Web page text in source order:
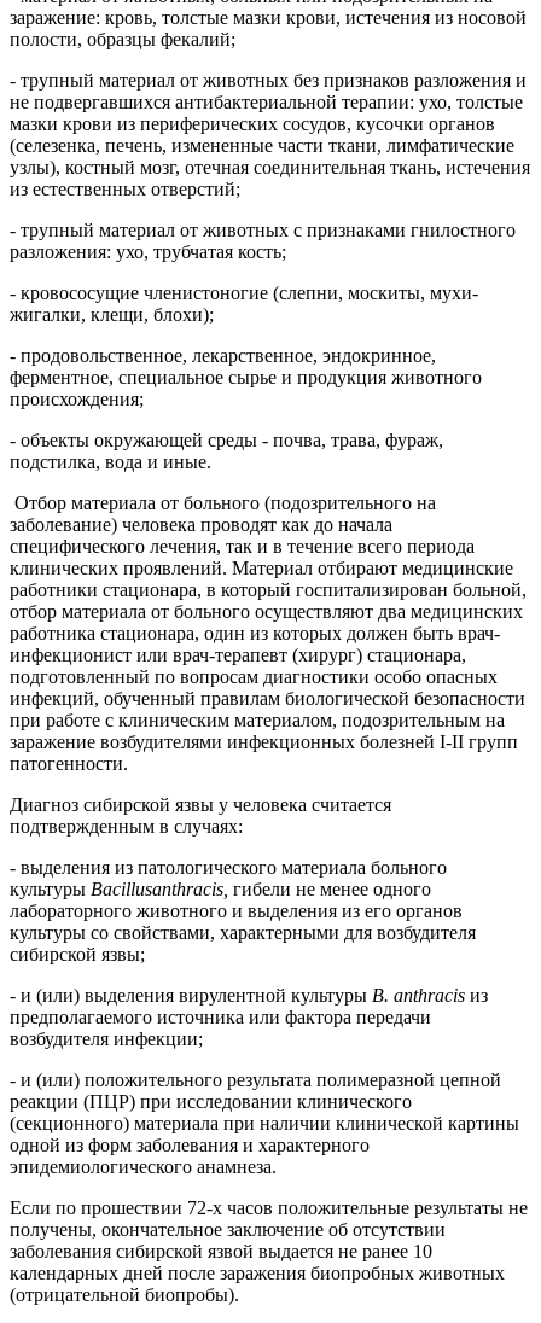
заражение: кровь, толстые мазки крови, истечения из носовой
полости, образцы фекалий;
- трупный материал от животных без признаков разложения и
не подвергавшихся антибактериальной терапии: ухо, толстые
мазки крови из периферических сосудов, кусочки органов
(селезенка, печень, измененные части ткани, лимфатические
узлы), костный мозг, отечная соединительная ткань, истечения
из естественных отверстий;
- трупный материал от животных с признаками гнилостного
разложения: ухо, трубчатая кость;
- кровососущие членистоногие (слепни, москиты, мухи-
жигалки, клещи, блохи);
- продовольственное, лекарственное, эндокринное,
ферментное, специальное сырье и продукция животного
происхождения;
- объекты окружающей среды - почва, трава, фураж,
подстилка, вода и иные.
Отбор материала от больного (подозрительного на
заболевание) человека проводят как до начала
специфического лечения, так и в течение всего периода
клинических проявлений. Материал отбирают медицинские
работники стационара, в который госпитализирован больной,
отбор материала от больного осуществляют два медицинских
работника стационара, один из которых должен быть врач-
инфекционист или врач-терапевт (хирург) стационара,
подготовленный по вопросам диагностики особо опасных
инфекций, обученный правилам биологической безопасности
при работе с клиническим материалом, подозрительным на
заражение возбудителями инфекционных болезней I-II групп
патогенности.
Диагноз сибирской язвы у человека считается
подтвержденным в случаях:
- выделения из патологического материала больного
культуры Bacillusanthracis, гибели не менее одного
лабораторного животного и выделения из его органов
культуры со свойствами, характерными для возбудителя
сибирской язвы;
- и (или) выделения вирулентной культуры B. anthracis из
предполагаемого источника или фактора передачи
возбудителя инфекции;
- и (или) положительного результата полимеразной цепной
реакции (ПЦР) при исследовании клинического
(секционного) материала при наличии клинической картины
одной из форм заболевания и характерного
эпидемиологического анамнеза.
Если по прошествии 72-х часов положительные результаты не
получены, окончательное заключение об отсутствии
заболевания сибирской язвой выдается не ранее 10
календарных дней после заражения биопробных животных
(отрицательной биопробы).